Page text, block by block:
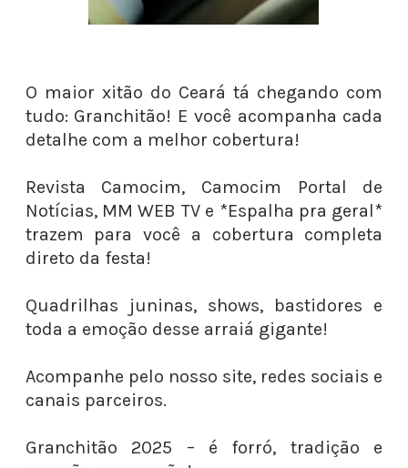
O maior xitão do Ceará tá chegando com
tudo: Granchitão! E você acompanha cada
detalhe com a melhor cobertura!
Revista Camocim, Camocim Portal de
Notícias, MM WEB TV e *Espalha pra geral*
trazem para você a cobertura completa
direto da festa!
Quadrilhas juninas, shows, bastidores e
toda a emoção desse arraiá gigante!
Acompanhe pelo nosso site, redes sociais e
canais parceiros.
Granchitão 2025 – é forró, tradição e